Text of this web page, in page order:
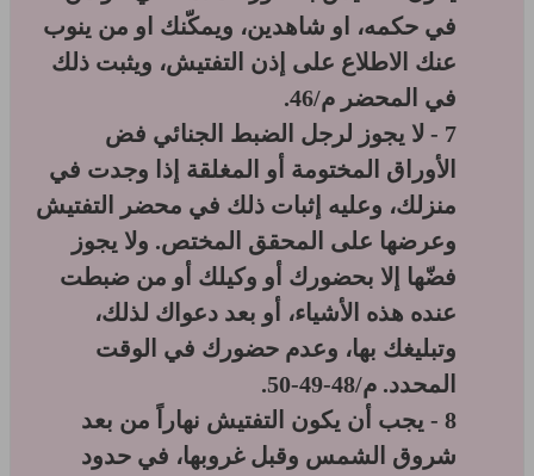
في حكمه، او شاهدين، ويمكّنك او من ينوب
عنك الاطلاع على إذن التفتيش، ويثبت ذلك
في المحضر م/46.
7 - لا يجوز لرجل الضبط الجنائي فض
الأوراق المختومة أو المغلقة إذا وجدت في
منزلك، وعليه إثبات ذلك في محضر التفتيش
وعرضها على المحقق المختص. ولا يجوز
فضّها إلا بحضورك أو وكيلك أو من ضبطت
عنده هذه الأشياء، أو بعد دعواك لذلك،
وتبليغك بها، وعدم حضورك في الوقت
المحدد. م/48-49-50.
8 - يجب أن يكون التفتيش نهاراً من بعد
شروق الشمس وقبل غروبها، في حدود